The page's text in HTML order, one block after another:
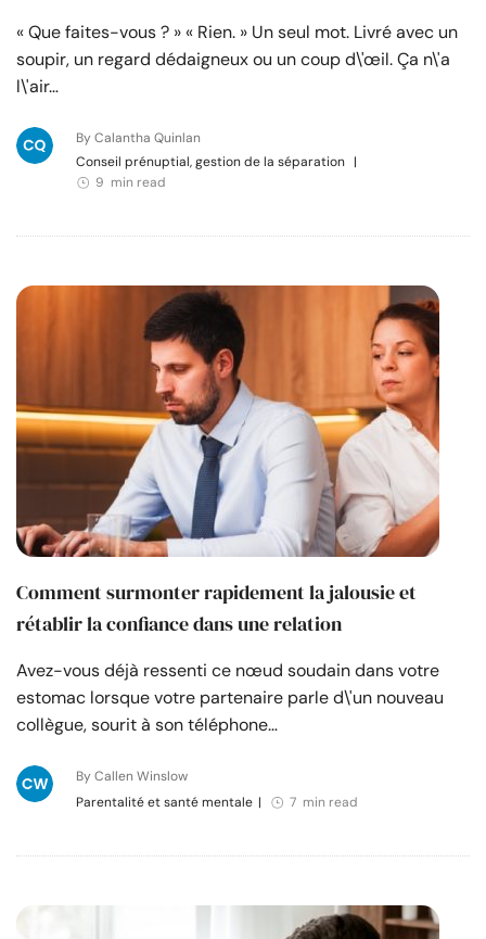
« Que faites-vous ? » « Rien. » Un seul mot. Livré avec un
soupir, un regard dédaigneux ou un coup d\'œil. Ça n\'a
l\'air…
By Calantha Quinlan
Conseil prénuptial, gestion de la séparation |
9 min read
Comment surmonter rapidement la jalousie et
rétablir la confiance dans une relation
Avez-vous déjà ressenti ce nœud soudain dans votre
estomac lorsque votre partenaire parle d\'un nouveau
collègue, sourit à son téléphone…
By Callen Winslow
Parentalité et santé mentale | 7 min read